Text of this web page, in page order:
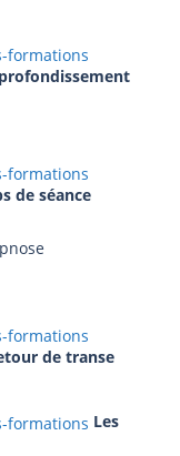
de séance
de transe
Les